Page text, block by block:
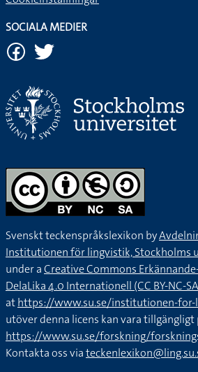
SOCIALA MEDIER
Svenskt teckenspråkslexikon by
Institutionen för lingvistik, Stockholms
under aCreative Commons
DelaLika 4.0 Internationell (CC BY-NC-
athttps://www.su.se/institutionen-
utöver denna licens kan vara tillgängligt
https://www.su.se/forskning/
Kontakta oss via